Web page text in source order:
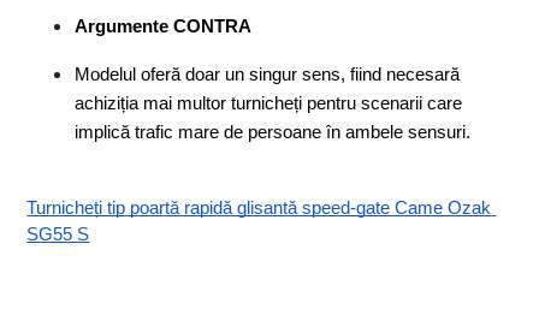
Argumente CONTRA
Modelul oferă doar un singur sens, fiind necesară
achiziția mai multor turnicheți pentru scenarii care
implică trafic mare de persoane în ambele sensuri.
Turnicheți tip poartă rapidă glisantă speed-gate Came Ozak
SG55 S